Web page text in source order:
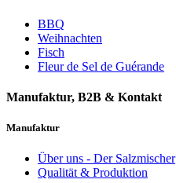
BBQ
Weihnachten
Fisch
Fleur de Sel de Guérande
Manufaktur, B2B & Kontakt
Manufaktur
Über uns - Der Salzmischer
Qualität & Produktion